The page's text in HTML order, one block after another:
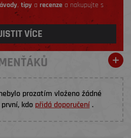
,tipy a recenzea nakupujte s
VÍCE
prozatím vloženo žádné
kdo přidá doporučení.